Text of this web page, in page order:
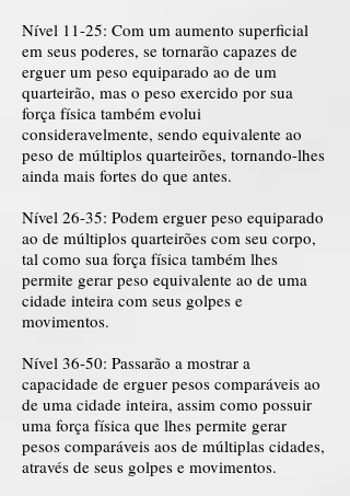
Nível 11-25: Com um aumento superficial
em seus poderes, se tornarão capazes de
erguer um peso equiparado ao de um
quarteirão, mas o peso exercido por sua
força física também evolui
consideravelmente, sendo equivalente ao
peso de múltiplos quarteirões, tornando-lhes
ainda mais fortes do que antes.
Nível 26-35: Podem erguer peso equiparado
ao de múltiplos quarteirões com seu corpo,
tal como sua força física também lhes
permite gerar peso equivalente ao de uma
cidade inteira com seus golpes e
movimentos.
Nível 36-50: Passarão a mostrar a
capacidade de erguer pesos comparáveis ao
de uma cidade inteira, assim como possuir
uma força física que lhes permite gerar
pesos comparáveis aos de múltiplas cidades,
através de seus golpes e movimentos.